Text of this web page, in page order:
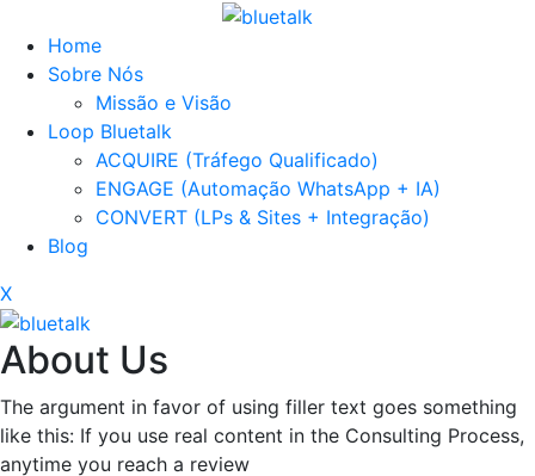
Home
Sobre Nós
Missão e Visão
Loop Bluetalk
ACQUIRE (Tráfego Qualificado)
ENGAGE (Automação WhatsApp + IA)
CONVERT (LPs & Sites + Integração)
Blog
X
About Us
The argument in favor of using filler text goes something
like this: If you use real content in the Consulting Process,
anytime you reach a review